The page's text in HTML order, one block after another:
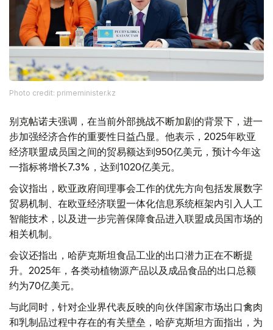
Photo credit: primeminister.kz
别克帖诺夫强调，在当前外部挑战不断加剧的背景下，进一
步加强经济合作的重要性日益凸显。他表示，2025年欧亚
经济联盟成员国之间的贸易额达到950亿美元，预计今年这
一指标将增长7.3%，达到1020亿美元。
会议指出，欧亚政府间理事会工作的优先方向包括发展数字
贸易机制、在欧亚经济联盟一体化信息系统框架内引入人工
智能技术，以及进一步完善保障食品进入联盟成员国市场的
相关机制。
会议还指出，哈萨克斯坦食品工业的出口潜力正在不断提
升。2025年，各类动植物源产品以及成品食品的出口总额
约为70亿美元。
与此同时，针对企业界代表反映的向伙伴国家市场出口禽肉
和乳制品过程中存在的有关壁垒，哈萨克斯坦方面指出，为